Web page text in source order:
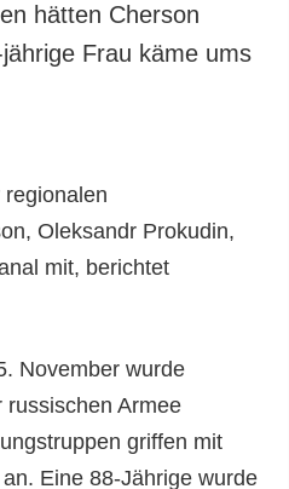
hätten Cherson
Frau käme ums
Oleksandr Prokudin,
mit, berichtet
November wurde
russischen Armee
griffen mit
Eine 88-Jährige wurde